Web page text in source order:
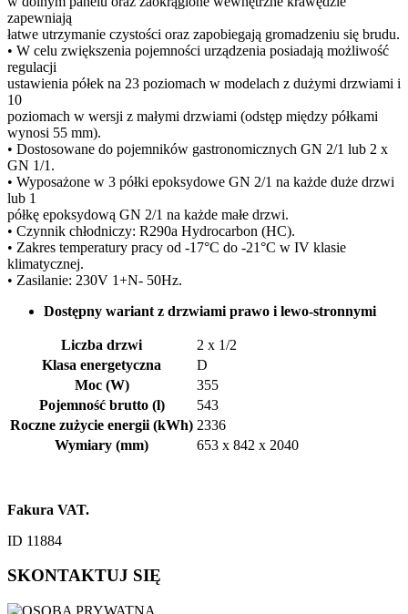
zapewniają
łatwe utrzymanie czystości oraz zapobiegają gromadzeniu się brudu.
• W celu zwiększenia pojemności urządzenia posiadają możliwość
regulacji
ustawienia półek na 23 poziomach w modelach z dużymi drzwiami i
10
poziomach w wersji z małymi drzwiami (odstęp między półkami
wynosi 55 mm).
• Dostosowane do pojemników gastronomicznych GN 2/1 lub 2 x
GN 1/1.
• Wyposażone w 3 półki epoksydowe GN 2/1 na każde duże drzwi
lub 1
półkę epoksydową GN 2/1 na każde małe drzwi.
• Czynnik chłodniczy: R290a Hydrocarbon (HC).
• Zakres temperatury pracy od -17°C do -21°C w IV klasie
klimatycznej.
• Zasilanie: 230V 1+N- 50Hz.
Dostępny wariant z drzwiami prawo i lewo-stronnymi
Liczba drzwi
2 x 1/2
Klasa energetyczna
D
Moc (W)
355
Pojemność brutto (l)
543
Roczne zużycie energii (kWh) 2336
Wymiary (mm)
653 x 842 x 2040
Fakura VAT.
ID 11884
SKONTAKTUJ SIĘ